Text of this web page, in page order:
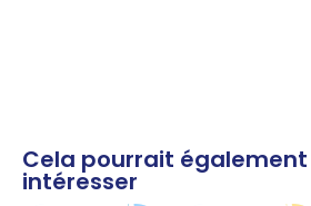
Cela pourrait également
intéresser